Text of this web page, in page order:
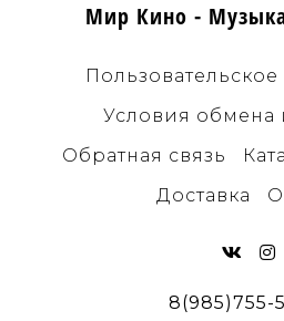
Мир Кино -
Условия обмена
Обратная связь
Доставка
8(985)755-